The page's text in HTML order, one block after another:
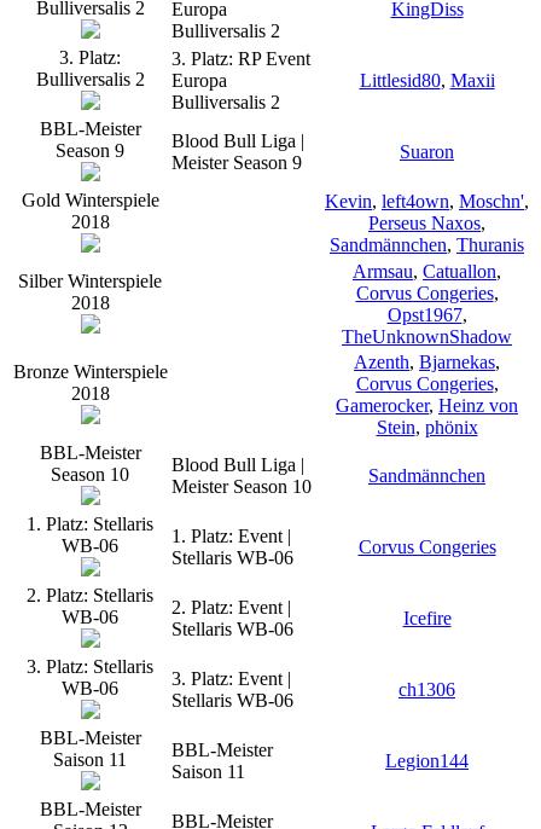
Bulliversalis 2
Europa
Bulliversalis 2
KingDiss
3. Platz:
Bulliversalis 2
3. Platz: RP Event
Europa
Bulliversalis 2
Littlesid80, Maxii
BBL-Meister
Season 9
Blood Bull Liga |
Meister Season 9
Suaron
Gold Winterspiele
2018
Kevin, left4own, Moschn',
Perseus Naxos,
Sandmännchen, Thuranis
Silber Winterspiele
2018
Armsau, Catuallon,
Corvus Congeries,
Opst1967,
TheUnknownShadow
Bronze Winterspiele
2018
Azenth, Bjarnekas,
Corvus Congeries,
Gamerocker, Heinz von
Stein, phönix
BBL-Meister
Season 10
Blood Bull Liga |
Meister Season 10
Sandmännchen
1. Platz: Stellaris
WB-06
1. Platz: Event |
Stellaris WB-06
Corvus Congeries
2. Platz: Stellaris
WB-06
2. Platz: Event |
Stellaris WB-06
Icefire
3. Platz: Stellaris
WB-06
3. Platz: Event |
Stellaris WB-06
ch1306
BBL-Meister
Saison 11
BBL-Meister
Saison 11
Legion144
BBL-Meister
BBL-Meister